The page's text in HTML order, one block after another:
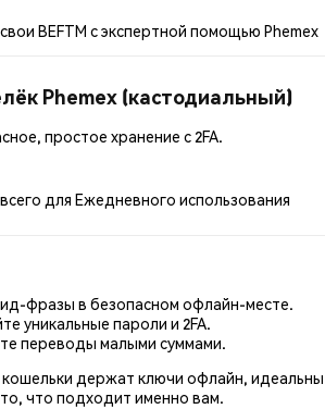
BEFTM с экспертной помощью Phemex
Phemex (кастодиальный)
простое хранение с 2FA.
для Ежедневного использования
фразы в безопасном офлайн-месте.
уникальные пароли и 2FA.
переводы малыми суммами.
держат ключи офлайн,
что подходит именно вам.